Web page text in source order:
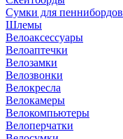
Сумки для пеннибордов
Шлемы
Велоаксессуары
Велоаптечки
Велозамки
Велозвонки
Велокресла
Велокамеры
Велокомпьютеры
Велоперчатки